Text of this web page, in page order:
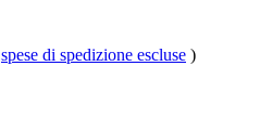
spese di spedizione escluse )